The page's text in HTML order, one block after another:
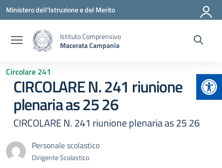
Vai ai contenuti
Vai al menu di navigazione
Vai al footer
Ministero dell'Istruzione e del Merito
Istituto Comprensivo
Macerata Campania
Circolare 241
CIRCOLARE N. 241 riunione
plenaria as 25 26
CIRCOLARE N. 241 riunione plenaria as 25 26
Personale scolastico
Dirigente Scolastico